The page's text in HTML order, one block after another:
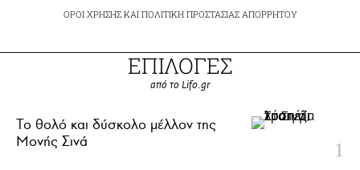
ΟΡΟΙ ΧΡΗΣΗΣΚΑΙ ΠΟΛΙΤΙΚΗ ΠΡΟΣΤΑΣΙΑΣ ΑΠΟΡΡΗΤΟΥ
ΕΠΙΛΟΓΕΣ
από το Lifo.gr
Το θολό και δύσκολο μέλλον της
Μονής Σινά